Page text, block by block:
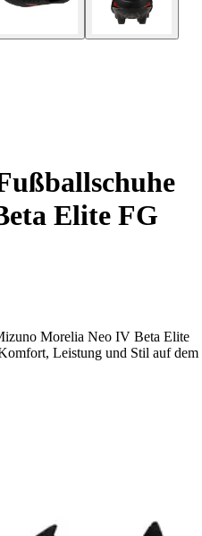
Elite FG
Morelia Neo IV Beta Elite
Leistung und Stil auf dem